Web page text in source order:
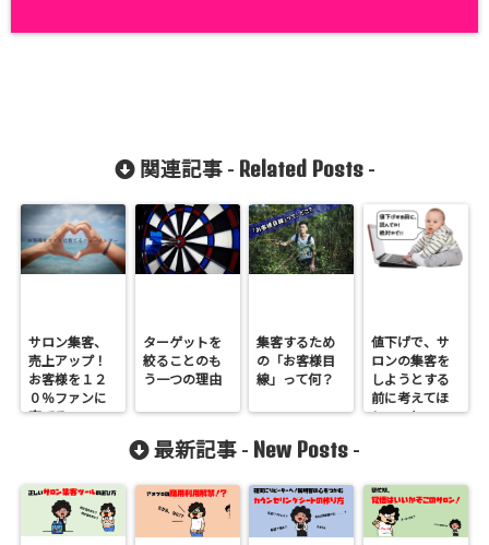
関連記事 - Related Posts-
サロン集客、
売上アップ！
お客様を１２
０％ファンに
育てるニュー
ターゲットを
絞ることのも
う一つの理由
集客するため
の「お客様目
線」って何？
値下げで、サ
ロンの集客を
しようとする
前に考えてほ
しいこと
最新記事 - New Posts -